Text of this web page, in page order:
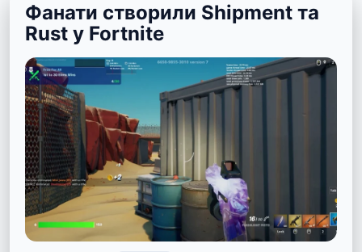
Фанати створили Shipment та
Rust у Fortnite